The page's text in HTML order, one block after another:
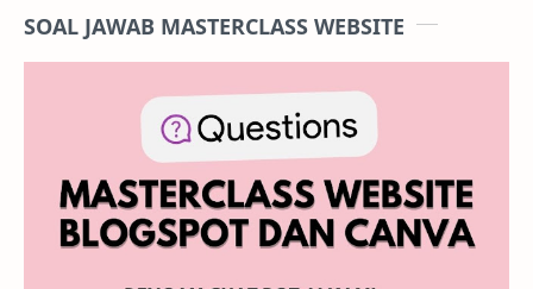
SOAL JAWAB MASTERCLASS WEBSITE